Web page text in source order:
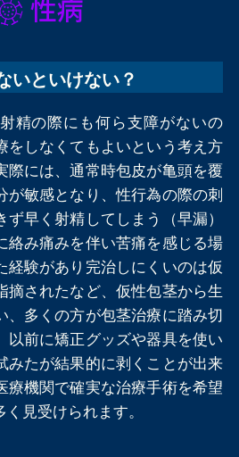
いといけない？
精の際にも何ら支障がないの
をしなくてもよいという考え方
際には、通常時包皮が亀頭を覆
が敏感となり、性行為の際の刺
早く射精してしまう（早漏）
絡み痛みを伴い苦痛を感じる場
経験があり完治しにくいのは仮
摘されたなど、仮性包茎から生
、多くの方が包茎治療に踏み切
以前に矯正グッズや器具を使い
みたが結果的に剥くことが出来
療機関で確実な治療手術を希望
見受けられます。